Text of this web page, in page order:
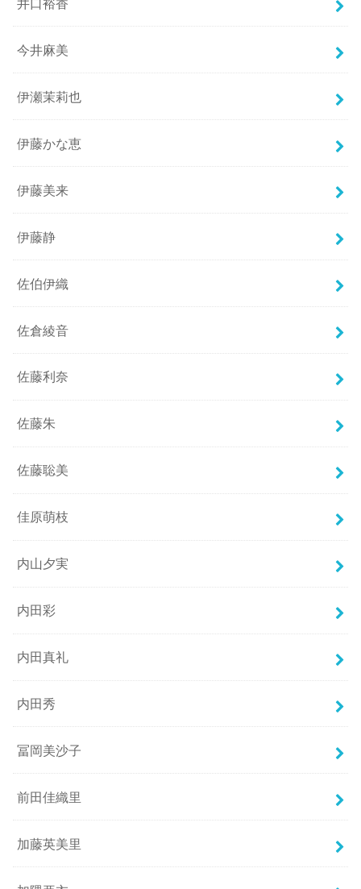
井口裕香
今井麻美
伊瀬茉莉也
伊藤かな恵
伊藤美来
伊藤静
佐伯伊織
佐倉綾音
佐藤利奈
佐藤朱
佐藤聡美
佳原萌枝
内山夕実
内田彩
内田真礼
内田秀
冨岡美沙子
前田佳織里
加藤英美里